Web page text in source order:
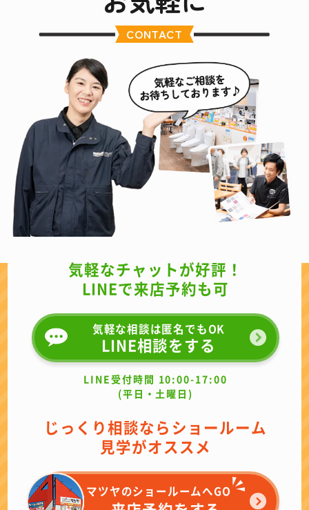
CONTACT
気軽なチャットが好評！
LINEで来店予約も可
気軽な相談は匿名でもOK
LINE相談をする
LINE受付時間 10:00-17:00
(平日・土曜日)
じっくり相談ならショールーム
見学がオススメ
マツヤのショールームへGO